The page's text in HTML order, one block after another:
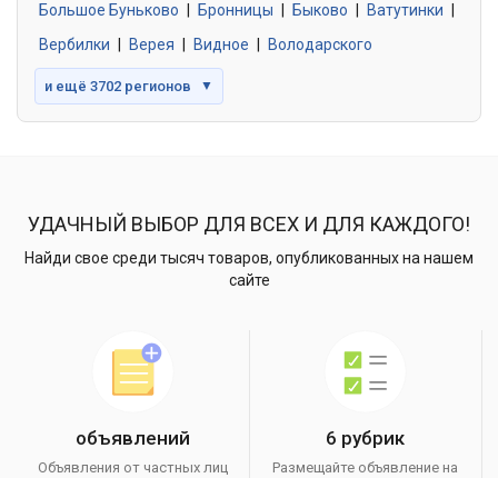
Большое Буньково
Бронницы Быково Ватутинки
Вербилки
Верея Видное Володарского
и ещё 3702 регионов ▼
УДАЧНЫЙ ВЫБОР ДЛЯ ВСЕХ И ДЛЯ КАЖДОГО!
Найди свое среди тысяч товаров, опубликованных на нашем
сайте
объявлений
Объявления от частных лиц
6 рубрик
Размещайте объявление на